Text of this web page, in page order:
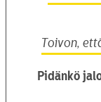
Toivon,
Pidänkö